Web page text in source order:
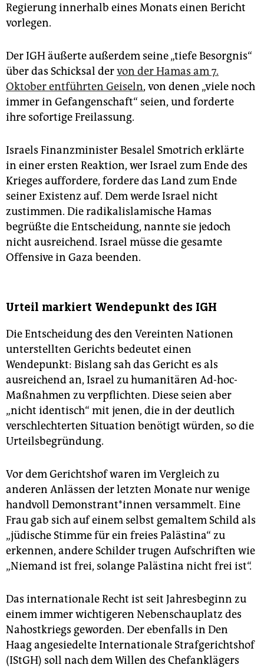
Regierung innerhalb eines Monats einen Bericht
vorlegen.
Der IGH äußerte außerdem seine „tiefe Besorgnis“
über das Schicksal dervon der Hamas am 7.
Oktober entführten Geiseln, von denen „viele noch
immer in Gefangenschaft“ seien, und forderte
ihre sofortige Freilassung.
Israels Finanzminister Besalel Smotrich erklärte
in einer ersten Reaktion, wer Israel zum Ende des
Krieges auffordere, fordere das Land zum Ende
seiner Existenz auf. Dem werde Israel nicht
zustimmen. Die radikalislamische Hamas
begrüßte die Entscheidung, nannte sie jedoch
nicht ausreichend. Israel müsse die gesamte
Offensive in Gaza beenden.
Urteil markiert Wendepunkt des IGH
Die Entscheidung des den Vereinten Nationen
unterstellten Gerichts bedeutet einen
Wendepunkt: Bislang sah das Gericht es als
ausreichend an, Israel zu humanitären Ad-hoc-
Maßnahmen zu verpflichten. Diese seien aber
„nicht identisch“ mit jenen, die in der deutlich
verschlechterten Situation benötigt würden, so die
Urteilsbegründung.
Vor dem Gerichtshof waren im Vergleich zu
anderen Anlässen der letzten Monate nur wenige
handvoll De­mons­tran­t*in­nen versammelt. Eine
Frau gab sich auf einem selbst gemaltem Schild als
„jüdische Stimme für ein freies Palästina“ zu
erkennen, andere Schilder trugen Aufschriften wie
„Niemand ist frei, solange Palästina nicht frei ist“.
Das internationale Recht ist seit Jahresbeginn zu
einem immer wichtigeren Nebenschauplatz des
Nahostkriegs geworden. Der ebenfalls in Den
Haag angesiedelte Internationale Strafgerichtshof
(IStGH) soll nach dem Willen des Chefanklägers